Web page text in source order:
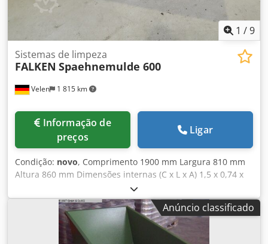
1 /9
Velen 1 815 km
Sistemas de limpeza
FALKEN Spaehnemulde 600
preços
Ligar
Condição: novo, Comprimento 1900 mm Largura 810 mm
Altura 860 mm Dimensões internas (C x L x A) 1,5 x 0,74 x
0,78 m Volume 600 l Os contentores são contentores para
aparas!!! - pintados a pó em RAL 6011 verde - mecanismo
de basculamento - dispositivo de drenagem - trava de
basculamento e bolsos para garfos de empilhadeira
Crodpfxohx Halj Aagof - rodas para serviço pesado
Anúncio classificado